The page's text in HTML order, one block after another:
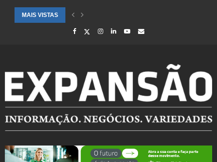
MAIS VISTAS
CIDADES ATENDIDAS PELO SEBRAE RS SÃO DESTAQUE EM